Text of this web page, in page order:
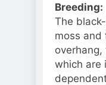
Breeding:
The
moss and
which are